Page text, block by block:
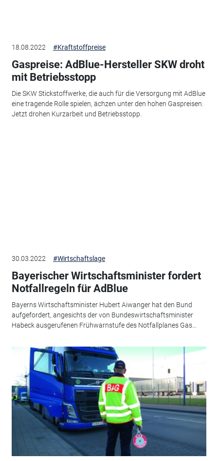
18.08.2022 #Kraftstoffpreise
Gaspreise: AdBlue-Hersteller SKW droht
mit Betriebsstopp
Die SKW Stickstoffwerke, die auch für die Versorgung mit AdBlue
eine tragende Rolle spielen, ächzen unter den hohen Gaspreisen.
Jetzt drohen Kurzarbeit und Betriebsstopp.
30.03.2022 #Wirtschaftslage
Bayerischer Wirtschaftsminister fordert
Notfallregeln für AdBlue
Bayerns Wirtschaftsminister Hubert Aiwanger hat den Bund
aufgefordert, angesichts der von Bundeswirtschaftsminister
Habeck ausgerufenen Frühwarnstufe des Notfallplanes Gas...